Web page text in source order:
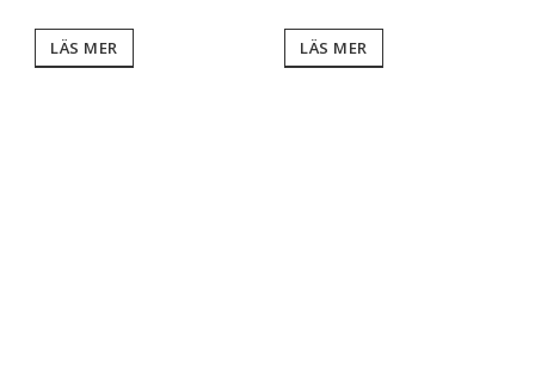
LÄS MER LÄS MER